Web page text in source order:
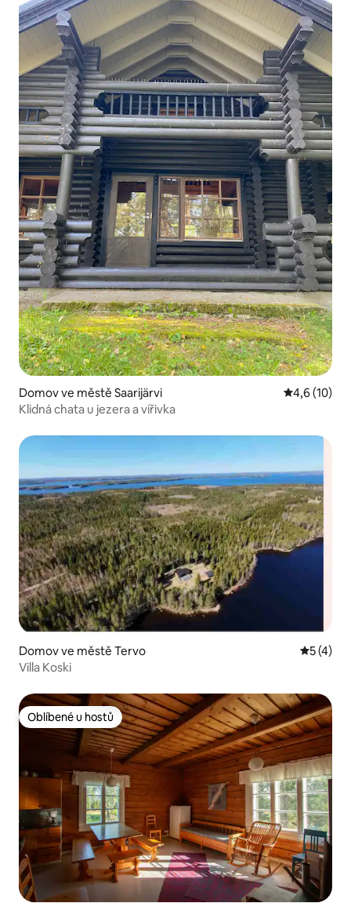
Domov ve městě Saarijärvi Průměrné
4,6 (10)
Klidná chata u jezera a vířivka
Domov ve městě Tervo
5 (4)
Villa Koski
Oblíbené u hostů
Oblíbené u hostů